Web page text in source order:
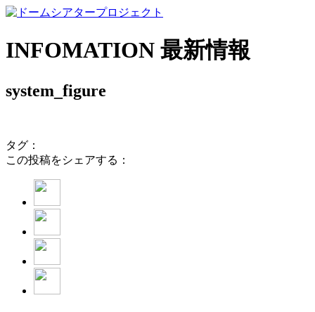
INFOMATION 最新情報
system_figure
タグ：
この投稿をシェアする：